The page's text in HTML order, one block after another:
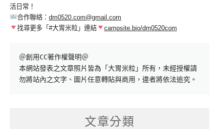
活日常！
合作聯絡： dm0520.com@gmail.com
找尋更多「#大胃米粒」連結
campsite.bio/dm0520com
＠創用CC著作權聲明＠
本網站發表之文章照片皆為「大胃米粒」所有，未經授權請
勿將站內之文字、圖片任意轉貼與商用，違者將依法追究。
文章分類